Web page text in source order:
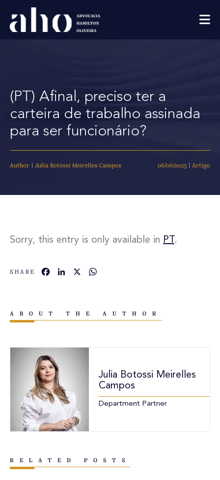
(PT) Afinal, preciso ter a
carteira de trabalho assinada
para ser funcionário?
Author | Julia Botossi Meirelles Campos 06/06/2023 | Artigo
Sorry, this entry is only available in PT .
SHARE FacebookLinkedIn
ABOUT THE AUTHOR
Julia Botossi Meirelles
Campos
Department Partner
RELATED POSTS